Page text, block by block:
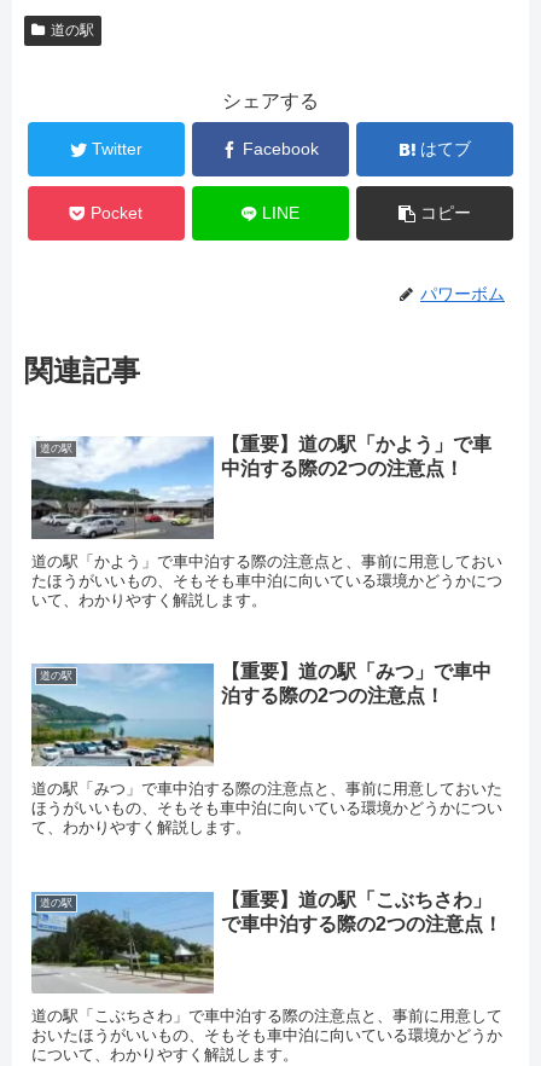
道の駅
シェアする
Twitter Facebook はてブ
Pocket LINE コピー
パワーボム
関連記事
道の駅
【重要】道の駅「かよう」で車
中泊する際の2つの注意点！
道の駅「かよう」で車中泊する際の注意点と、事前に用意しておい
たほうがいいもの、そもそも車中泊に向いている環境かどうかにつ
いて、わかりやすく解説します。
道の駅
【重要】道の駅「みつ」で車中
泊する際の2つの注意点！
道の駅「みつ」で車中泊する際の注意点と、事前に用意しておいた
ほうがいいもの、そもそも車中泊に向いている環境かどうかについ
て、わかりやすく解説します。
道の駅
【重要】道の駅「こぶちさわ」
で車中泊する際の2つの注意点！
道の駅「こぶちさわ」で車中泊する際の注意点と、事前に用意して
おいたほうがいいもの、そもそも車中泊に向いている環境かどうか
について、わかりやすく解説します。